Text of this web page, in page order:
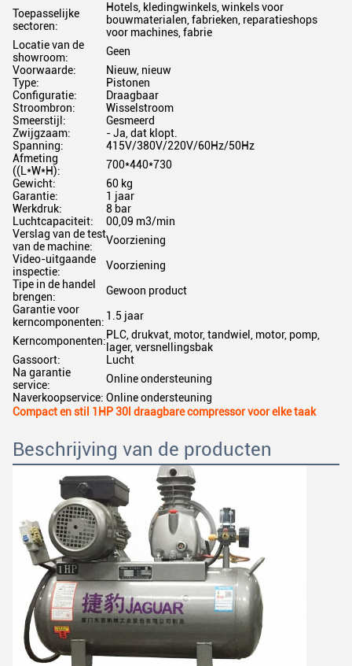
Toepasselijke
sectoren:
Hotels, kledingwinkels, winkels voor
bouwmaterialen, fabrieken, reparatieshops
voor machines, fabrie
Locatie van de
showroom:
Geen
Voorwaarde:
Nieuw, nieuw
Type:
Pistonen
Configuratie:
Draagbaar
Stroombron:
Wisselstroom
Smeerstijl:
Gesmeerd
Zwijgzaam:
- Ja, dat klopt.
Spanning:
415V/380V/220V/60Hz/50Hz
Afmeting
((L*W*H):
700*440*730
Gewicht:
60 kg
Garantie:
1 jaar
Werkdruk:
8 bar
Luchtcapaciteit:
00,09 m3/min
Verslag van de test
van de machine:
Voorziening
Video-uitgaande
inspectie:
Voorziening
Tipe in de handel
brengen:
Gewoon product
Garantie voor
kerncomponenten: 1.5 jaar
Kerncomponenten:PLC, drukvat, motor, tandwiel, motor, pomp,
lager, versnellingsbak
Gassoort:
Lucht
Na garantie
service:
Online ondersteuning
Naverkoopservice: Online ondersteuning
Compact en stil 1HP 30l draagbare compressor voor elke taak
Beschrijving van de producten